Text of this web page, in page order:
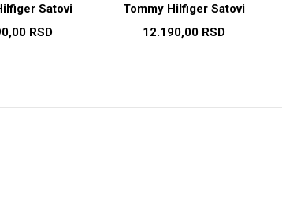
Satovi
RSD
Tommy Hilfiger Satovi
12.190,00 RSD